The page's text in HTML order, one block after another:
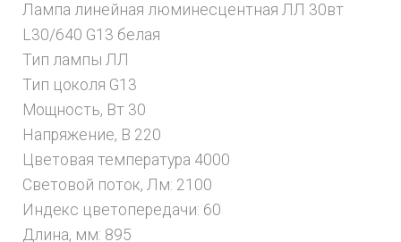
Лампа линейная люминесцентная ЛЛ 30вт
L30/640 G13 белая
Тип лампы ЛЛ
Тип цоколя G13
Мощность, Вт 30
Напряжение, В 220
Цветовая температура 4000
Световой поток, Лм: 2100
Индекс цветопередачи: 60
Длина, мм: 895